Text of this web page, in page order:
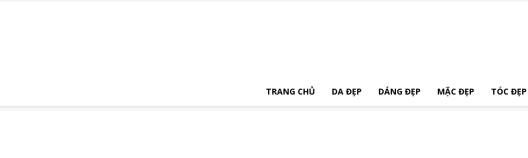
TRANG CHỦ DA ĐẸP DÁNG ĐẸP MẶC ĐẸP TÓC ĐẸP